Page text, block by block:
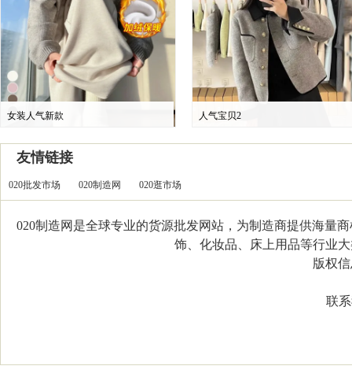
女装人气新款 人气宝贝2
友情链接
020批发市场 020制造网 020逛市场
020制造网是全球专业的货源批发网站，为制造商提供海量
饰、化妆品、床上用品等行业
版权信
联